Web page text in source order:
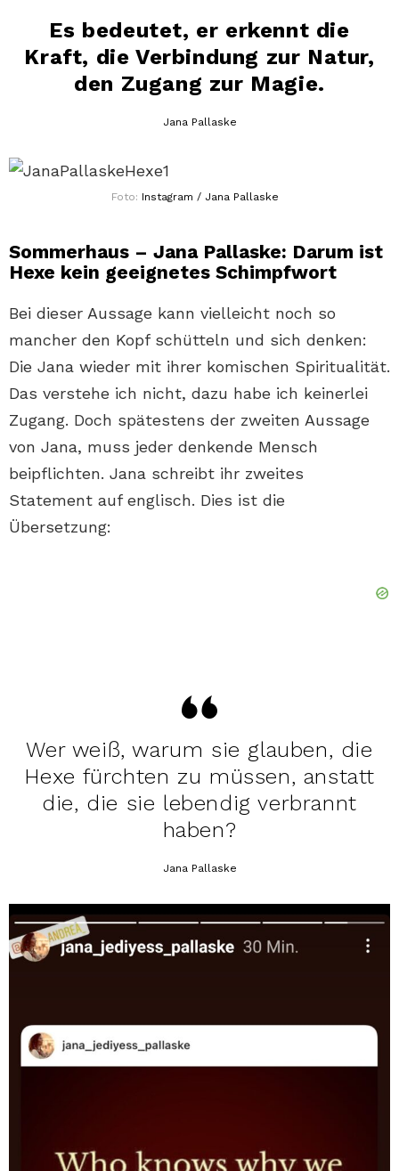
Es bedeutet, er erkennt die
Kraft, die Verbindung zur Natur,
den Zugang zur Magie.
Jana Pallaske
Foto: Instagram / Jana Pallaske
Sommerhaus – Jana Pallaske: Darum ist
Hexe kein geeignetes Schimpfwort
Bei dieser Aussage kann vielleicht noch so
mancher den Kopf schütteln und sich denken:
Die Jana wieder mit ihrer komischen Spiritualität.
Das verstehe ich nicht, dazu habe ich keinerlei
Zugang. Doch spätestens der zweiten Aussage
von Jana, muss jeder denkende Mensch
beipflichten. Jana schreibt ihr zweites
Statement auf englisch. Dies ist die
Übersetzung:
Wer weiß, warum sie glauben, die
Hexe fürchten zu müssen, anstatt
die, die sie lebendig verbrannt
haben?
Jana Pallaske